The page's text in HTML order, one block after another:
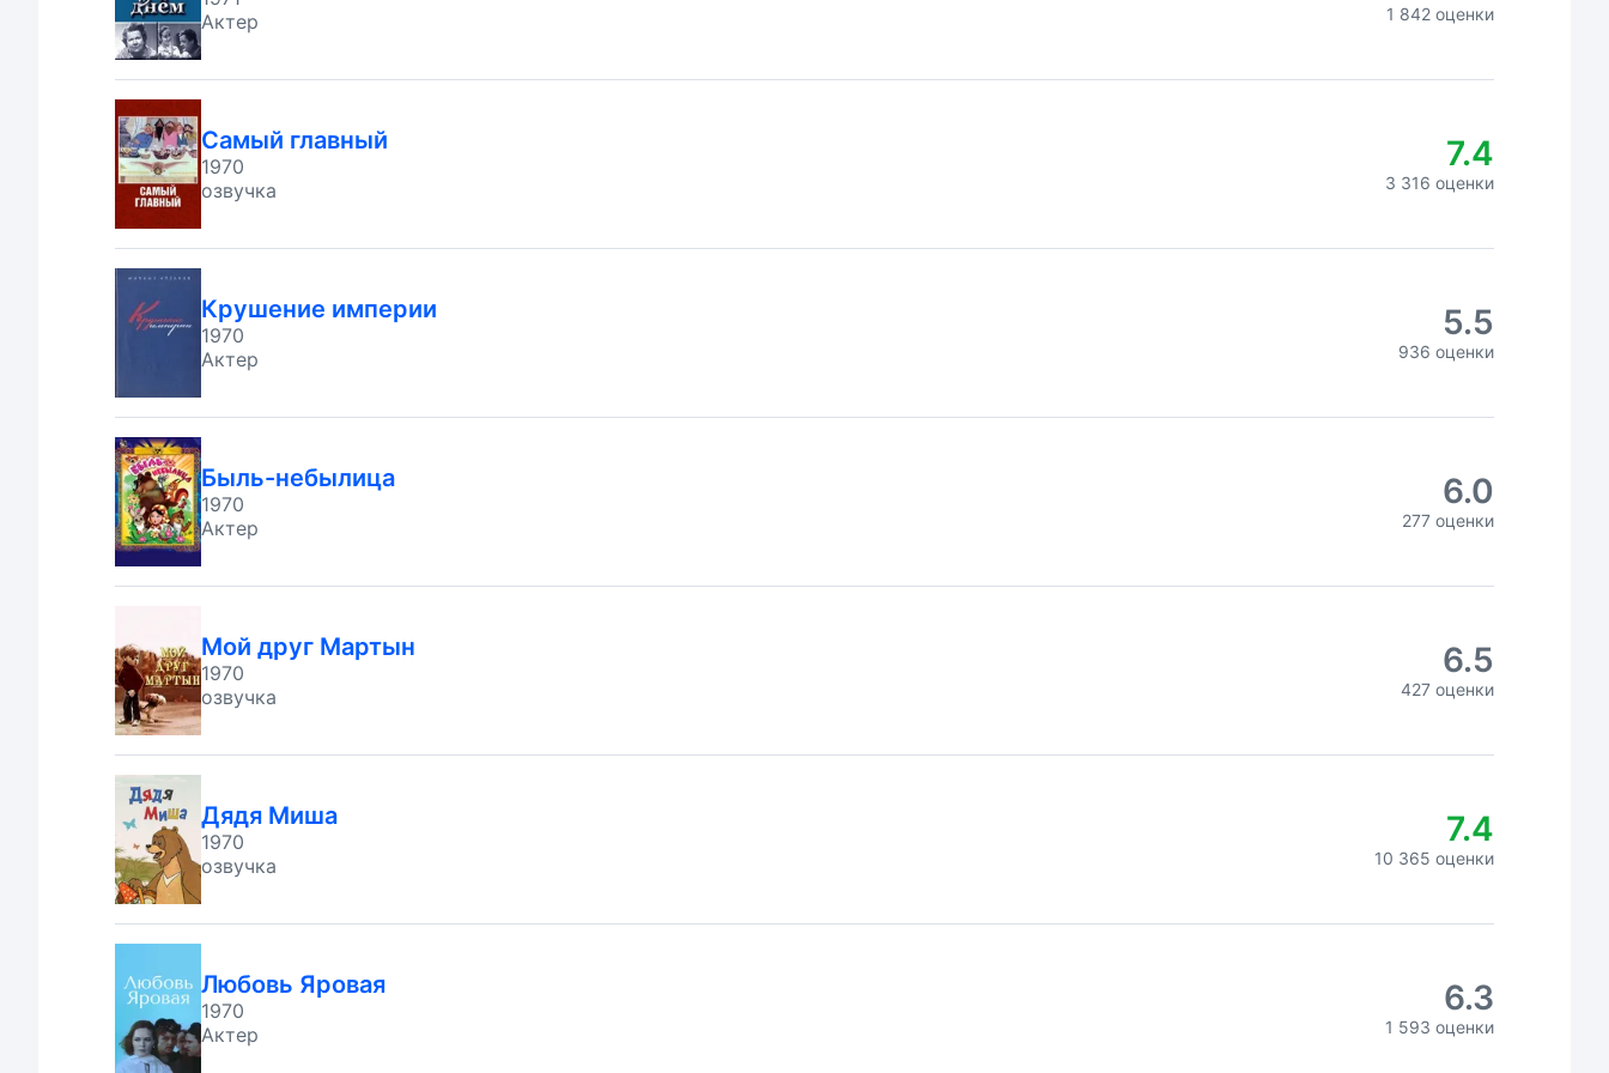
Актер
1 842 оценки
Самый главный
1970
озвучка
7.4
3 316 оценки
Крушение империи
1970
Актер
5.5
936 оценки
Быль-небылица
1970
Актер
6.0
277 оценки
Мой друг Мартын
1970
озвучка
6.5
427 оценки
Дядя Миша
1970
озвучка
7.4
10 365 оценки
Любовь Яровая
1970
Актер
6.3
1 593 оценки